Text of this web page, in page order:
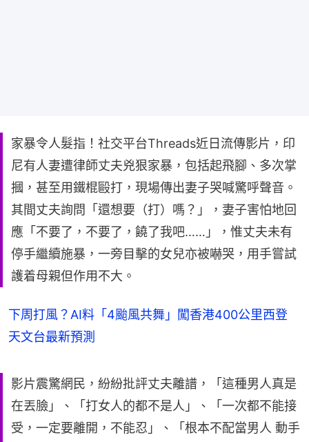
家暴令人髮指！社交平台Threads近日流傳影片，印
尼有人妻遭律師丈夫兇狠家暴，包括起飛腳、多次掌
摑，甚至用鐵棍毆打，現場傳出妻子哭喊驚呼聲音。
其間丈夫詢問「還想要（打）嗎？」，妻子害怕地回
應「不要了，不要了，饒了我吧……」，惟丈夫未有
停手繼續施暴，一旁目擊的女兒亦被嚇哭，用手嘗試
護着母親但作用不大。
下周打風？AI料「4颱風共舞」闖香港400公里西登
天文台最新預測
影片震驚網民，紛紛批評丈夫離譜，「這種男人真是
在丟臉」、「打女人的都不是人」、「一次都不能接
受，一定要離開，不能忍」、「根本不配當男人 動手